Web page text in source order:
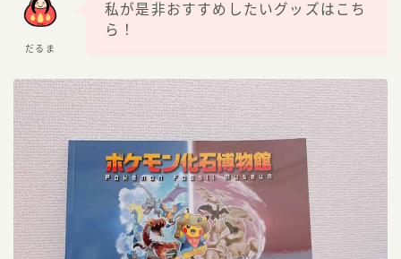
だるま
私が是非おすすめしたいグッズはこち
ら！